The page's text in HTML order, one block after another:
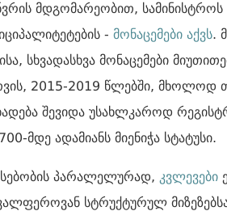
მდგომარეობით,
- მონაცემები აქვს.
სხვადასხვა მონაცემები
2015-2019 წლებში, მხოლოდ
შევიდა უსახლკაროდ
მდე ადამიანს მიენიჭა სტატუსი.
პარალელურად, კვლევები
სტრუქტურულ